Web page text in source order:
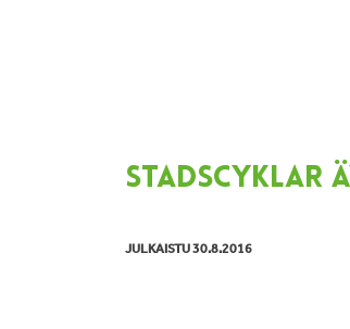
STADSCYKLAR
JULKAISTU 30.8.2016